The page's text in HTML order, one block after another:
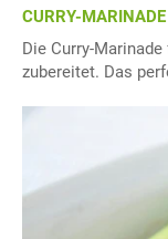
CURRY-MARINADE
Die Curry-
zubereitet. Das